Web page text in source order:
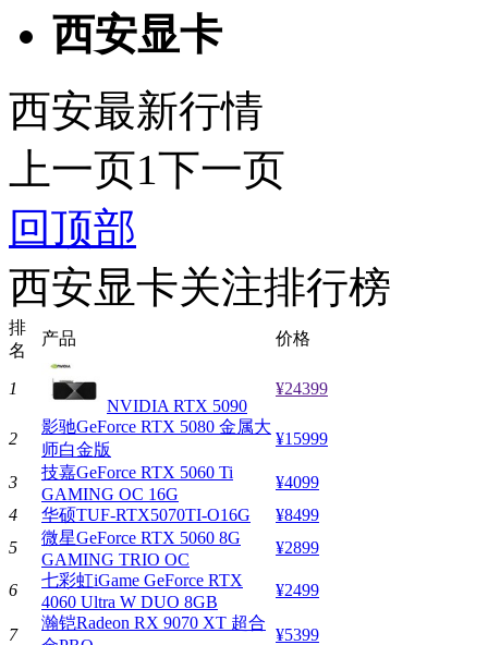
西安显卡
西安最新行情
上一页1下一页
回顶部
西安显卡关注排行榜
排
名
产品 价格
1
NVIDIA RTX 5090
¥24399
2
影驰GeForce RTX 5080 金属大
师白金版
¥15999
3
技嘉GeForce RTX 5060 Ti
GAMING OC 16G
¥4099
4
华硕TUF-RTX5070TI-O16G
¥8499
5
微星GeForce RTX 5060 8G
GAMING TRIO OC
¥2899
6
七彩虹iGame GeForce RTX
4060 Ultra W DUO 8GB
¥2499
7
瀚铠Radeon RX 9070 XT 超合
¥5399